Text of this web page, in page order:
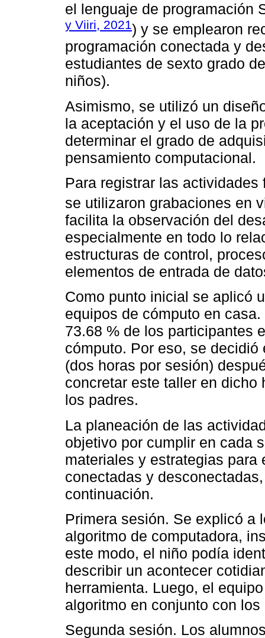
el lenguaje de programación
y Viiri, 2021) y se emplearon
programación conectada y
estudiantes de sexto grado
niños).
Asimismo, se utilizó un
la aceptación y el uso de la
determinar el grado de
pensamiento computacional.
Para registrar las
se utilizaron grabaciones en
facilita la observación del
especialmente en todo lo
estructuras de control,
elementos de entrada de
Como punto inicial se aplicó
equipos de cómputo en
73.68 % de los participantes
cómputo. Por eso, se
(dos horas por sesión)
concretar este taller en
los padres.
La planeación de las
objetivo por cumplir en cada
materiales y estrategias
conectadas y
continuación.
Primera sesión. Se explicó a
algoritmo de computadora,
este modo, el niño podía
describir un acontecer
herramienta. Luego, el
algoritmo en conjunto con
Segunda sesión. Los